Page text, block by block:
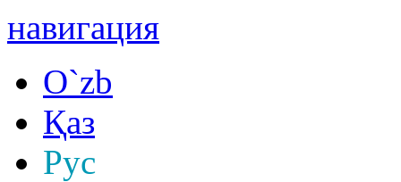
навигация
O`zb
Қаз
Рус